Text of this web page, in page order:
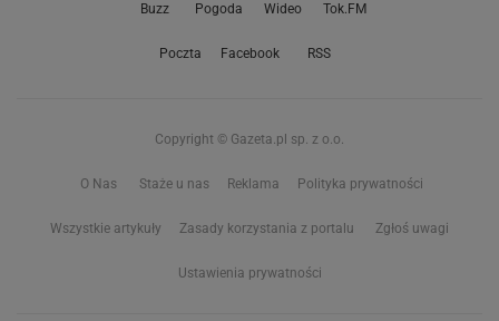
Buzz Pogoda Wideo Tok.FM
Poczta Facebook RSS
Copyright © Gazeta.pl sp. z o.o.
O Nas Staże u nas Reklama Polityka prywatności
Wszystkie artykuły Zasady korzystania z portalu Zgłoś uwagi
Ustawienia prywatności